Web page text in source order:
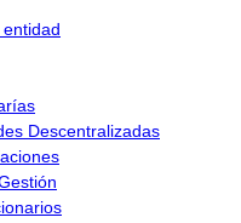
Descentralizadas